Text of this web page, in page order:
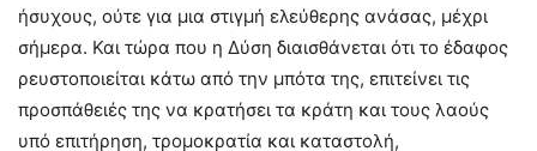
ήσυχους, ούτε για μια στιγμή ελεύθερης ανάσας, μέχρι
σήμερα. Και τώρα που η Δύση διαισθάνεται ότι το έδαφος
ρευστοποιείται κάτω από την μπότα της, επιτείνει τις
προσπάθειές της να κρατήσει τα κράτη και τους λαούς
υπό επιτήρηση, τρομοκρατία και καταστολή,